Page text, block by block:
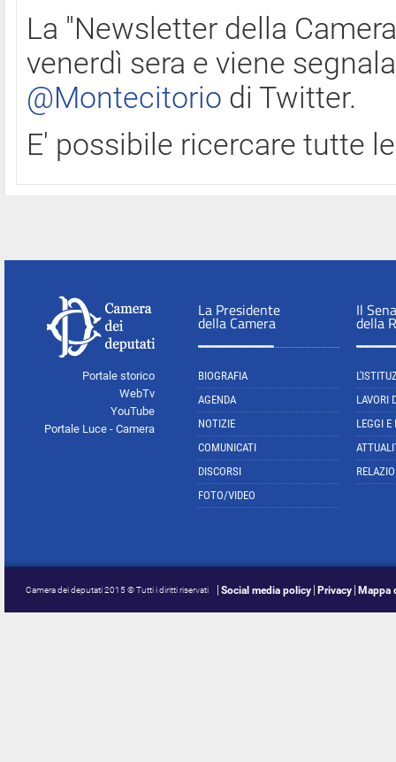
La "Newsletter della
venerdì sera e viene
@Montecitorio di Twitter.
E' possibile ricercare tutte
Portale storico
WebTv
YouTube
Portale Luce - Camera
La Presidente
della Camera
BIOGRAFIA
AGENDA
NOTIZIE
COMUNICATI
DISCORSI
FOTO/VIDEO
Il
della
LAVORI
LEGGI E
Camera dei deputati 2015 © Tutti i diritti riservati Social media policy Privacy Mappa